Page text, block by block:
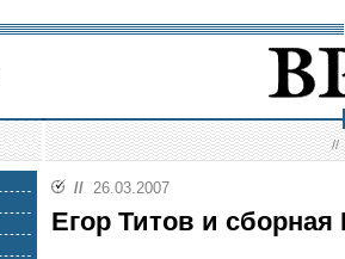
//
// 26.03.2007
Егор Титов и сборная